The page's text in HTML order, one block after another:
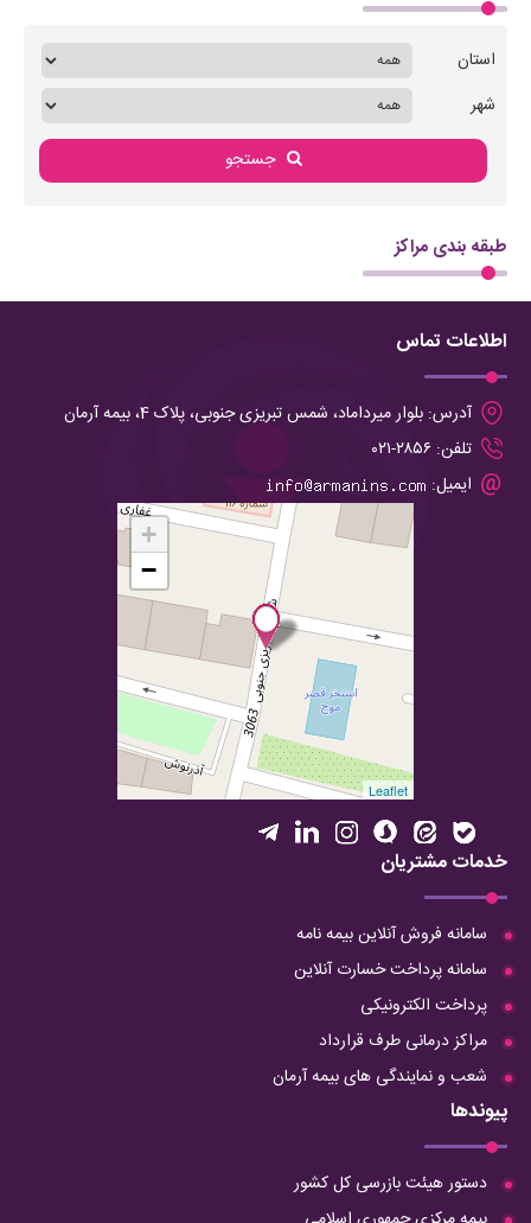
استان
شهر
جستجو
طبقه بندی مراکز
اطلاعات تماس
آدرس: بلوار میرداماد، شمس تبریزی جنوبی، پلاک 4، بیمه آرمان
تلفن: ۲۸۵۶-۰۲۱
ایمیل:
+
−
Leaflet
خدمات مشتریان
سامانه فروش آنلاین بیمه نامه
سامانه پرداخت خسارت آنلاین
پرداخت الکترونیکی
مراکز درمانی طرف قرارداد
شعب و نمایندگی های بیمه آرمان
پیوندها
دستور هیئت بازرسی کل کشور